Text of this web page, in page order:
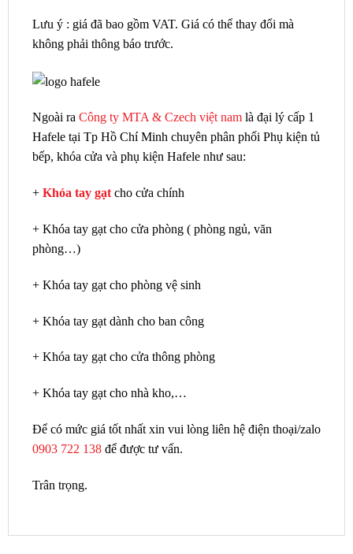
Lưu ý : giá đã bao gồm VAT. Giá có thể thay đổi mà
không phải thông báo trước.
Ngoài ra Công ty MTA & Czech việt namlà đại lý cấp 1
Hafele tại Tp Hồ Chí Minh chuyên phân phối Phụ kiện tủ
bếp, khóa cửa và phụ kiện Hafele như sau:
+Khóa tay gạtcho cửa chính
+ Khóa tay gạt cho cửa phòng ( phòng ngủ, văn
phòng…)
+ Khóa tay gạt cho phòng vệ sinh
+ Khóa tay gạt dành cho ban công
+ Khóa tay gạt cho cửa thông phòng
+ Khóa tay gạt cho nhà kho,…
Để có mức giá tốt nhất xin vui lòng liên hệ điện thoại/zalo
0903 722 138để được tư vấn.
Trân trọng.